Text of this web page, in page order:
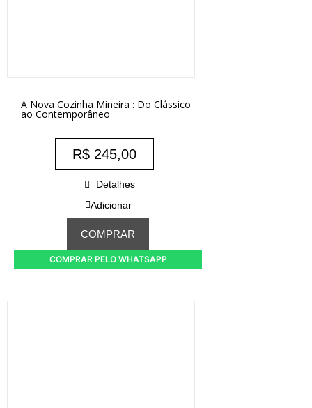
A Nova Cozinha Mineira : Do Clássico
ao Contemporâneo
R$ 245,00
Detalhes
Adicionar
COMPRAR
COMPRAR PELO WHATSAPP